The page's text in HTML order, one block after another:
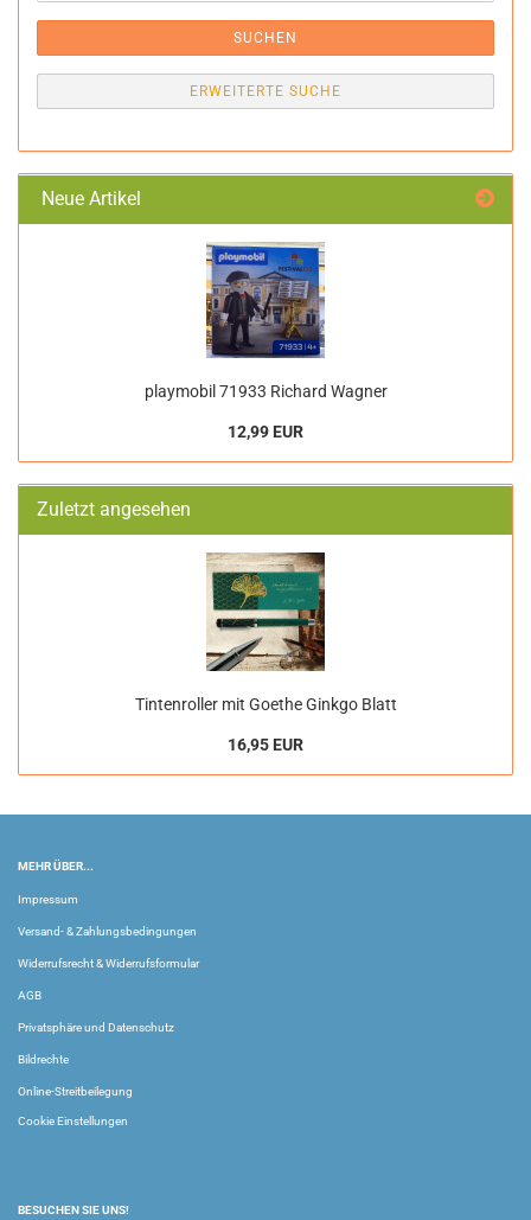
SUCHEN
ERWEITERTE SUCHE
Neue Artikel
playmobil 71933 Richard Wagner
12,99 EUR
Zuletzt angesehen
Tintenroller mit Goethe Ginkgo Blatt
16,95 EUR
MEHR ÜBER...
Impressum
Versand- & Zahlungsbedingungen
Widerrufsrecht & Widerrufsformular
AGB
Privatsphäre und Datenschutz
Bildrechte
Online-Streitbeilegung
Cookie Einstellungen
BESUCHEN SIE UNS!